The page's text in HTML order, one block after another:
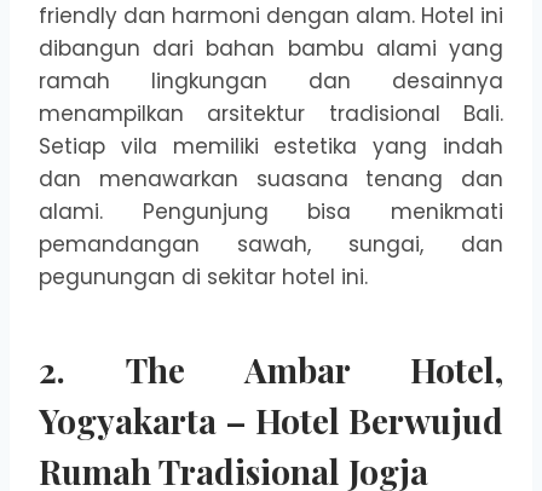
friendly dan harmoni dengan alam. Hotel ini
dibangun dari bahan bambu alami yang
ramah lingkungan dan desainnya
menampilkan arsitektur tradisional Bali.
Setiap vila memiliki estetika yang indah
dan menawarkan suasana tenang dan
alami. Pengunjung bisa menikmati
pemandangan sawah, sungai, dan
pegunungan di sekitar hotel ini.
2. The Ambar Hotel,
Yogyakarta – Hotel Berwujud
Rumah Tradisional Jogja